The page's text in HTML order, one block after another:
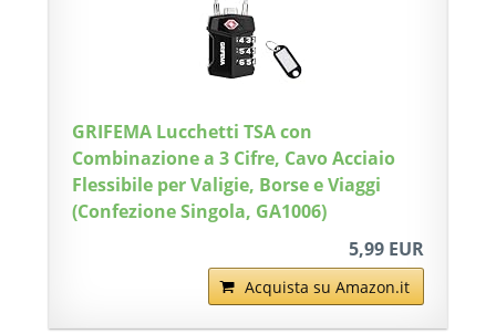
GRIFEMA Lucchetti TSA con
Combinazione a 3 Cifre, Cavo Acciaio
Flessibile per Valigie, Borse e Viaggi
(Confezione Singola, GA1006)
5,99 EUR
Acquista su Amazon.it